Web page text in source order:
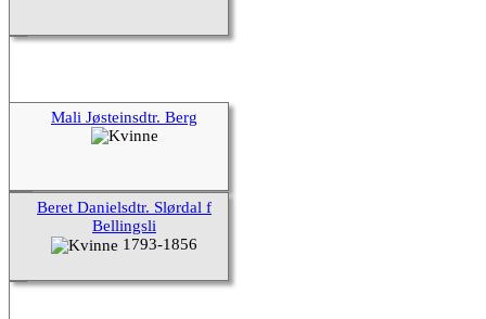
Mali Jøsteinsdtr. Berg
Beret Danielsdtr. Slørdal f
Bellingsli
1793-1856